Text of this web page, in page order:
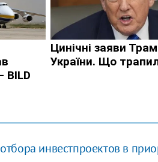
инвестпроектов в